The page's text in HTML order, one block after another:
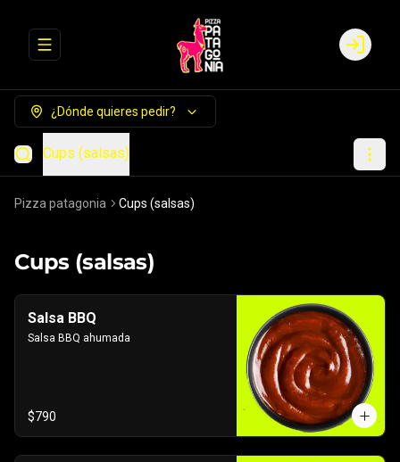
Abrir menu de navegación Login
¿Dónde quieres pedir?
Cups (salsas)
Pizza patagonia Cups (salsas)
Cups (salsas)
Salsa BBQ
Salsa BBQ ahumada
$790